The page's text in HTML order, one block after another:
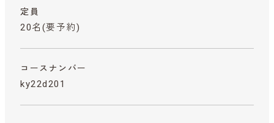
定員
20名(要予約)
コースナンバー
ky22d201